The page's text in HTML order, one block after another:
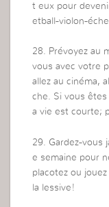
t eux pour
etball-violon-
28. Prévoyez au
vous avec votre
allez au cinéma,
che. Si vous
a vie est courte;
29. Gardez-vous
e semaine pour
placotez ou
la lessive!